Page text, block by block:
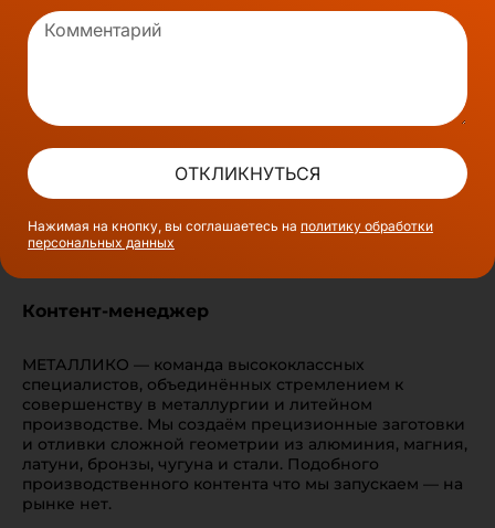
ОТКЛИКНУТЬСЯ
Нажимая на кнопку, вы соглашаетесь на политику обработки
персональных данных
Контент-менеджер
МЕТАЛЛИКО — команда высококлассных
специалистов, объединённых стремлением к
совершенству в металлургии и литейном
производстве. Мы создаём прецизионные заготовки
и отливки сложной геометрии из алюминия, магния,
латуни, бронзы, чугуна и стали. Подобного
производственного контента что мы запускаем — на
рынке нет.